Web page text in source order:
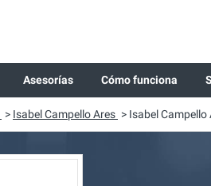
Asesorías Cómo funciona
> Isabel Campello Ares > Isabel Campello